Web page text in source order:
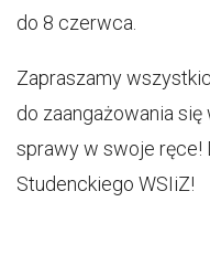
do 8 czerwca.
Zapraszamy
do zaangażowania się
sprawy w swoje ręce!
Studenckiego WSIiZ!